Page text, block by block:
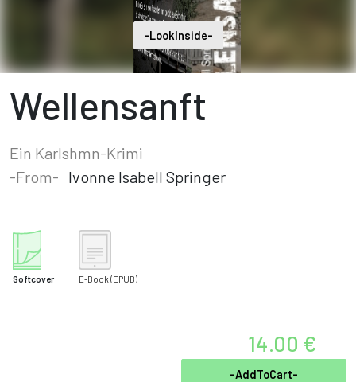
-LookInside-
Wellensanft
Ein Karlshmn-Krimi
-From- Ivonne Isabell Springer
Softcover E-Book (EPUB)
14.00 €
-AddToCart-